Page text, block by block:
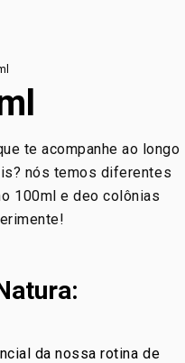
te acompanhe ao longo
nós temos diferentes
100ml e deo colônias